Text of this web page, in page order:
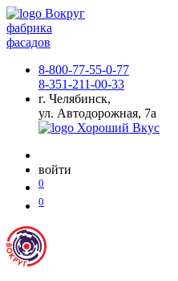
фабрика
фасадов
8-800-77-55-0-77
8-351-211-00-33
г. Челябинск,
ул. Автодорожная, 7а
войти
0
0